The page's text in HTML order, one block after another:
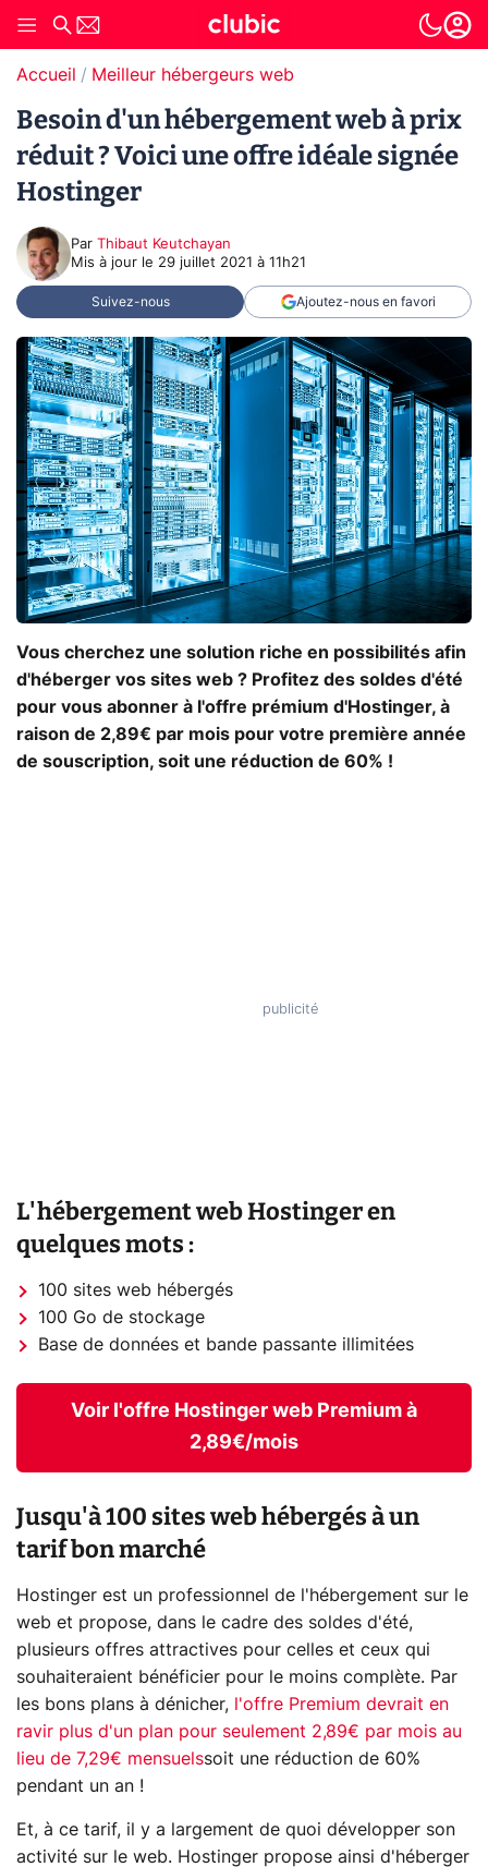
Accueil Meilleur hébergeurs web
Besoin d'un hébergement web à prix
réduit ? Voici une offre idéale signée
Hostinger
Par Thibaut Keutchayan
Mis à jour le 29 juillet 2021 à 11h21
Suivez-nous Ajoutez-nous en favori
Vous cherchez une solution riche en possibilités afin
d'héberger vos sites web ? Profitez des soldes d'été
pour vous abonner à l'offre prémium d'Hostinger, à
raison de 2,89€ par mois pour votre première année
de souscription, soit une réduction de 60% !
L'hébergement web Hostinger en
quelques mots :
100 sites web hébergés
100 Go de stockage
Base de données et bande passante illimitées
Voir l'offre Hostinger web Premium à
2,89€/mois
Jusqu'à 100 sites web hébergés à un
tarif bon marché
Hostinger est un professionnel de l'hébergement sur le
web et propose, dans le cadre des soldes d'été,
plusieurs offres attractives pour celles et ceux qui
souhaiteraient bénéficier pour le moins complète. Par
les bons plans à dénicher,
l'offre Premium devrait en
ravir plus d'un plan pour seulement 2,89€ par mois au
lieu de 7,29€ mensuelssoit une réduction de 60%
pendant un an !
Et, à ce tarif, il y a largement de quoi développer son
activité sur le web. Hostinger propose ainsi d'héberger